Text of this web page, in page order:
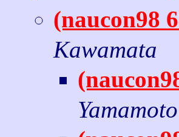
(naucon98
Kawamata
Yamamoto